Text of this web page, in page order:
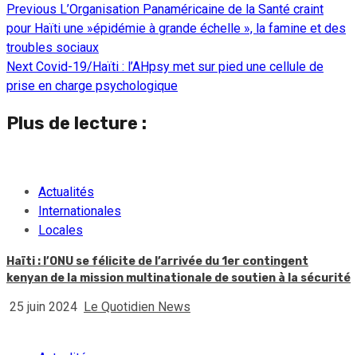
Continue
Reading
Previous L’Organisation Panaméricaine de la Santé craint
pour Haïti une »épidémie à grande échelle », la famine et des
troubles sociaux
Next Covid-19/Haïti : l’AHpsy met sur pied une cellule de
prise en charge psychologique
Plus de lecture :
Actualités
Internationales
Locales
Haïti : l’ONU se félicite de l’arrivée du 1er contingent
kenyan de la mission multinationale de soutien à la sécurité
25 juin 2024 Le Quotidien News